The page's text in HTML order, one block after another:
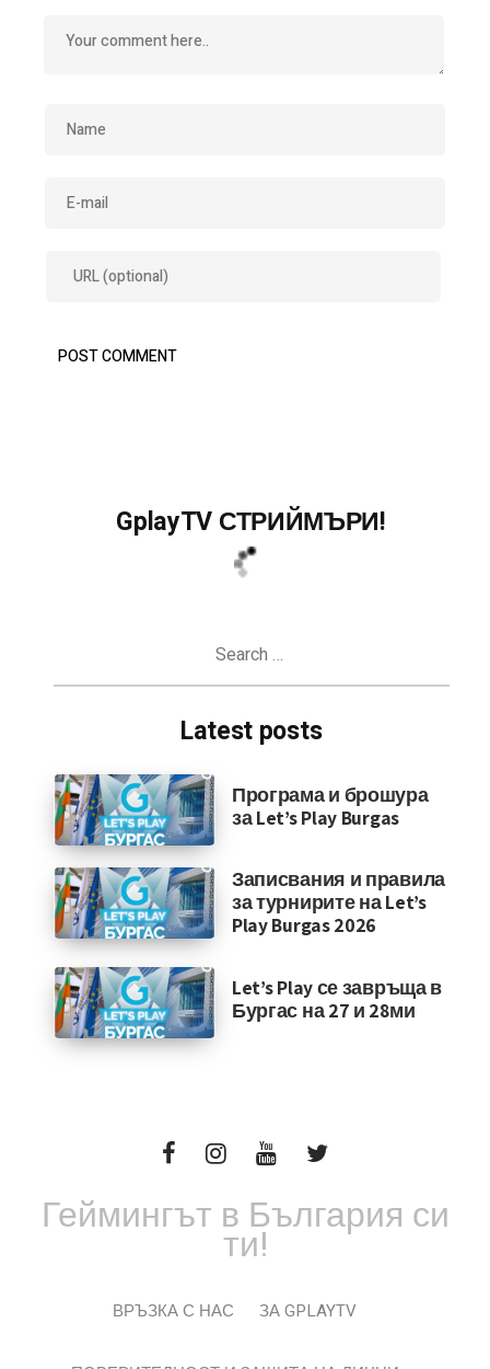
GplayTV СТРИЙМЪРИ!
Latest posts
Програма и брошура
за Let’s Play Burgas
Записвания и правила
за турнирите на Let’s
Play Burgas 2026
Let’s Play се завръща в
Бургас на 27 и 28ми
Геймингът в България си
ти!
ВРЪЗКА С НАС ЗА GPLAYTV